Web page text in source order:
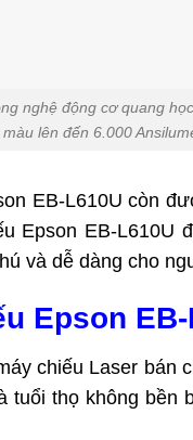
nghệ động cơ quang
lên đến 6.000
EB-L610U còn
Epson EB-
và dễ dàng cho
Epson EB-
chiếu Laser
tuổi thọ không